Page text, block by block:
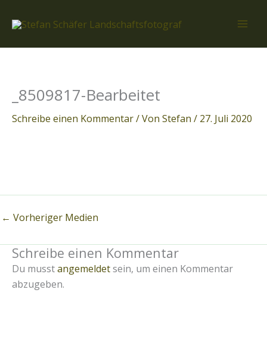
Inhalt
_8509817-Bearbeitet
Schreibe einen Kommentar/ Von Stefan / 27. Juli 2020
← Vorheriger Medien
Schreibe einen Kommentar
Du musstangemeldetsein, um einen Kommentar
abzugeben.